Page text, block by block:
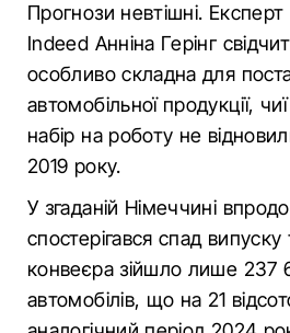
Прогнози невтішні. Експерт
Indeed Анніна Герінг
особливо складна для
автомобільної продукції,
набір на роботу не
2019 року.
У згаданій Німеччині
спостерігався спад випуску
конвеєра зійшло лише 237
автомобілів, що на 21